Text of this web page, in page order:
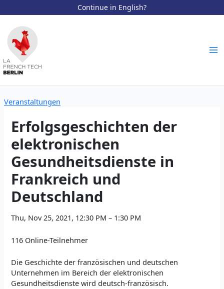
Continue in English?
Inhalt
springen
Veranstaltungen
Erfolgsgeschichten der
elektronischen
Gesundheitsdienste in
Frankreich und
Deutschland
Thu, Nov 25, 2021, 12:30 PM – 1:30 PM
116 Online-Teilnehmer
Die Geschichte der französischen und deutschen
Unternehmen im Bereich der elektronischen
Gesundheitsdienste wird deutsch-französisch.